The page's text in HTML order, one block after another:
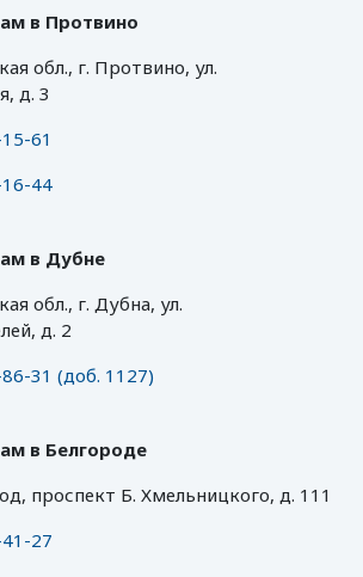
в Протвино
обл., г. Протвино, ул.
д. 3
61
44
в Дубне
обл., г. Дубна, ул.
д. 2
31 (доб. 1127)
в Белгороде
проспект Б. Хмельницкого, д. 111
27